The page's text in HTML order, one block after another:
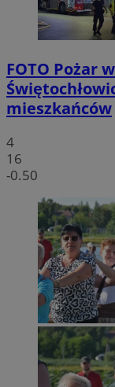
FOTO Pożar
mieszkańców
4
16
-0.50